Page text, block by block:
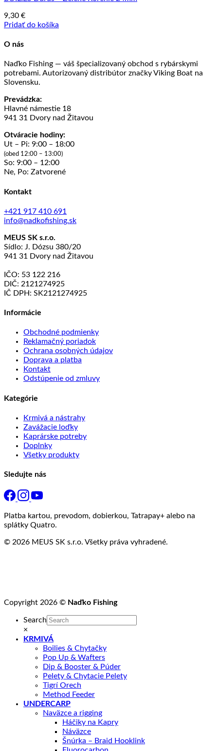
9,30 €
Pridať do košíka
O nás
Naďko Fishing — váš špecializovaný obchod s rybárskymi
potrebami. Autorizovaný distribútor značky Viking Boat na
Slovensku.
Prevádzka:
Hlavné námestie 18
941 31 Dvory nad Žitavou
Otváracie hodiny:
Ut – Pi: 9:00 – 18:00
(obed 12:00 – 13:00)
So: 9:00 – 12:00
Ne, Po: Zatvorené
Kontakt
+421 917 410 691
info@nadkofishing.sk
MEUS SK s.r.o.
Sídlo: J. Dózsu 380/20
941 31 Dvory nad Žitavou
IČO: 53 122 216
DIČ: 2121274925
IČ DPH: SK2121274925
Informácie
Obchodné podmienky
Reklamačný poriadok
Ochrana osobných údajov
Doprava a platba
Kontakt
Odstúpenie od zmluvy
Kategórie
Krmivá a nástrahy
Zavážacie loďky
Kaprárske potreby
Doplnky
Všetky produkty
Sledujte nás
Platba kartou, prevodom, dobierkou, Tatrapay+ alebo na
splátky Quatro.
© 2026 MEUS SK s.r.o. Všetky práva vyhradené.
Copyright 2026 © Naďko Fishing
Search
×
KRMIVÁ
Boilies & Chytačky
Pop Up & Wafters
Dip & Booster & Púder
Pelety & Chytacie Pelety
Tigrí Orech
Method Feeder
UNDERCARP
Naväzce a rigging
Háčiky na Kapry
Náväzce
Šnúrka – Braid Hooklink